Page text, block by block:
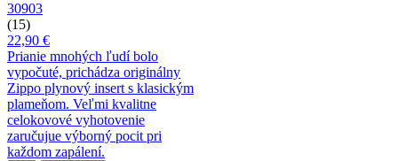
30903
(15)
22,90 €
Prianie mnohých ľudí bolo
vypočuté, prichádza originálny
Zippo plynový insert s klasickým
plameňom. Veľmi kvalitne
celokovové vyhotovenie
zaručujue výborný pocit pri
každom zapálení.